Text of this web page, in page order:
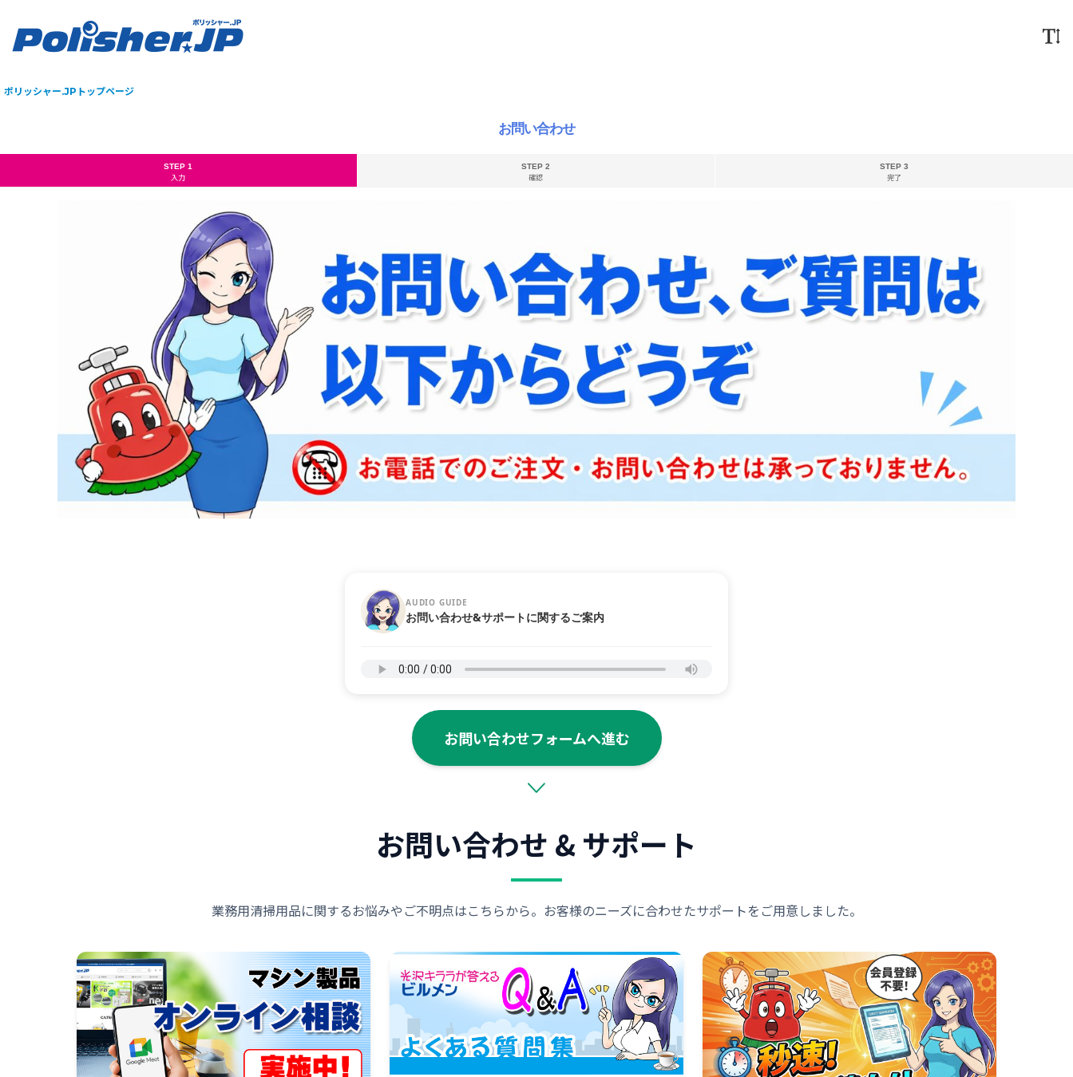
ポリッシャー.JPトップページ
お問い合わせ
STEP 1
入力
STEP 2
確認
STEP 3
完了
AUDIO GUIDE
お問い合わせ&サポートに関するご案内
お問い合わせフォームへ進む
お問い合わせ & サポート
業務用清掃用品に関するお悩みやご不明点はこちらから。お客様のニーズに合わせたサポートをご用意しました。